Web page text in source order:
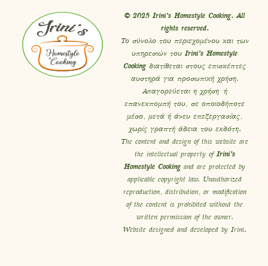
© 2025 Irini’s Homestyle Cooking. All
rights reserved.
Το σύνολο του περιεχομένου και των
υπηρεσιών τουIrini’s Homestyle
Cookingδιατίθεται στους επισκέπτες
αυστηρά για προσωπική χρήση.
Απαγορεύεται η χρήση ή
επανεκπομπή του, σε οποιοδήποτε
μέσο, μετά ή άνευ επεξεργασίας,
χωρίς γραπτή άδεια του εκδότη.
The content and design of this website are
the intellectual property ofIrini’s
Homestyle Cookingand are protected by
applicable copyright law. Unauthorized
reproduction, distribution, or modification
of the content is prohibited without the
written permission of the owner.
Website designed and developed by Irini.